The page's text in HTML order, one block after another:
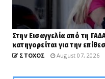
Στην Εισαγγελία από τη
κατηγορείται για την
ΣΤΟΧΟΣ August 07, 2026